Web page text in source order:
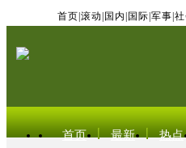
首页 滚动 国内 国际 军事
首页 最新 热点